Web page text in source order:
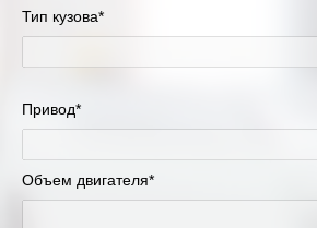
Тип кузова*
Привод*
Объем двигателя*